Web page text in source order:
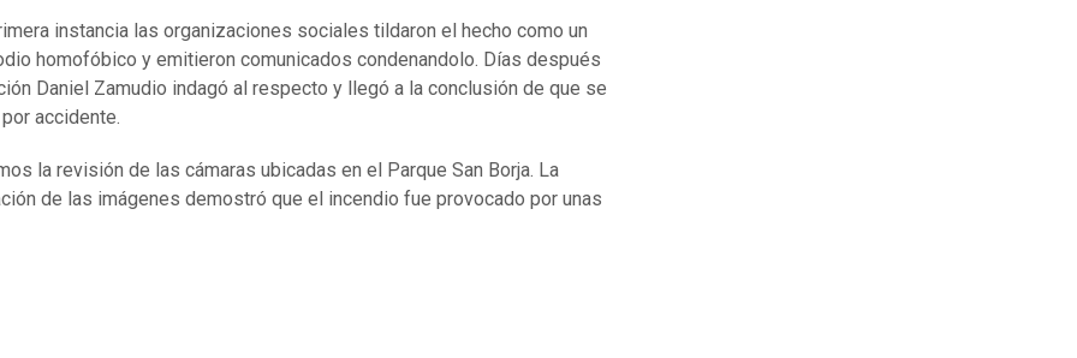
instancia las organizaciones sociales tildaron el hecho como un
homofóbico y emitieron comunicados condenandolo. Días después
Daniel Zamudio indagó al respecto y llegó a la conclusión de que se
accidente.
la revisión de las cámaras ubicadas en el Parque San Borja. La
de las imágenes demostró que el incendio fue provocado por unas